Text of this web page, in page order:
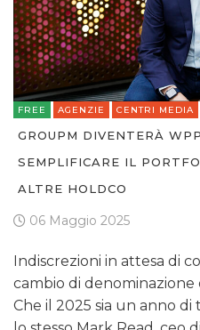
FREE AGENZIE CENTRI MEDIA
GROUPM DIVENTERÀ
SEMPLIFICARE IL
ALTRE HOLDCO
06 Maggio 2025
Indiscrezioni in attesa di
cambio di denominazione
Che il 2025 sia un anno